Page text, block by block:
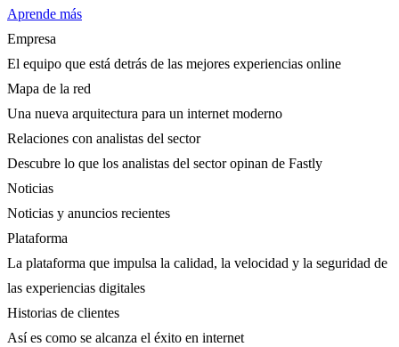
Aprende más
Empresa
El equipo que está detrás de las mejores experiencias online
Mapa de la red
Una nueva arquitectura para un internet moderno
Relaciones con analistas del sector
Descubre lo que los analistas del sector opinan de Fastly
Noticias
Noticias y anuncios recientes
Plataforma
La plataforma que impulsa la calidad, la velocidad y la seguridad de
las experiencias digitales
Historias de clientes
Así es como se alcanza el éxito en internet